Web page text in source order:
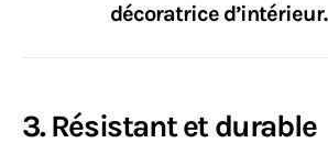
décoratrice d’intérieur.
3. Résistant et durable